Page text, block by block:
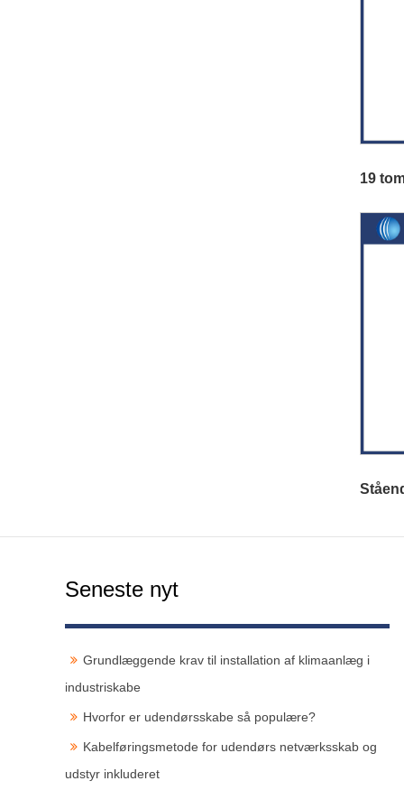
19
Seneste nyt
Grundlæggende krav til installation af klimaanlæg i
industriskabe
Hvorfor er udendørsskabe så populære?
Kabelføringsmetode for udendørs netværksskab og
udstyr inkluderet